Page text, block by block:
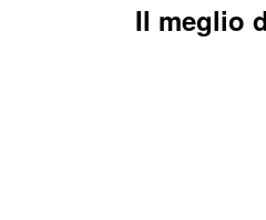
Il meglio